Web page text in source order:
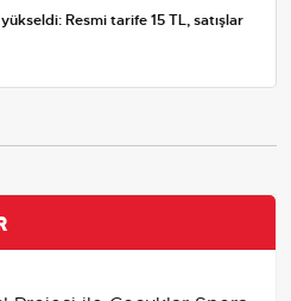
Resmi tarife 15 TL, satışlar